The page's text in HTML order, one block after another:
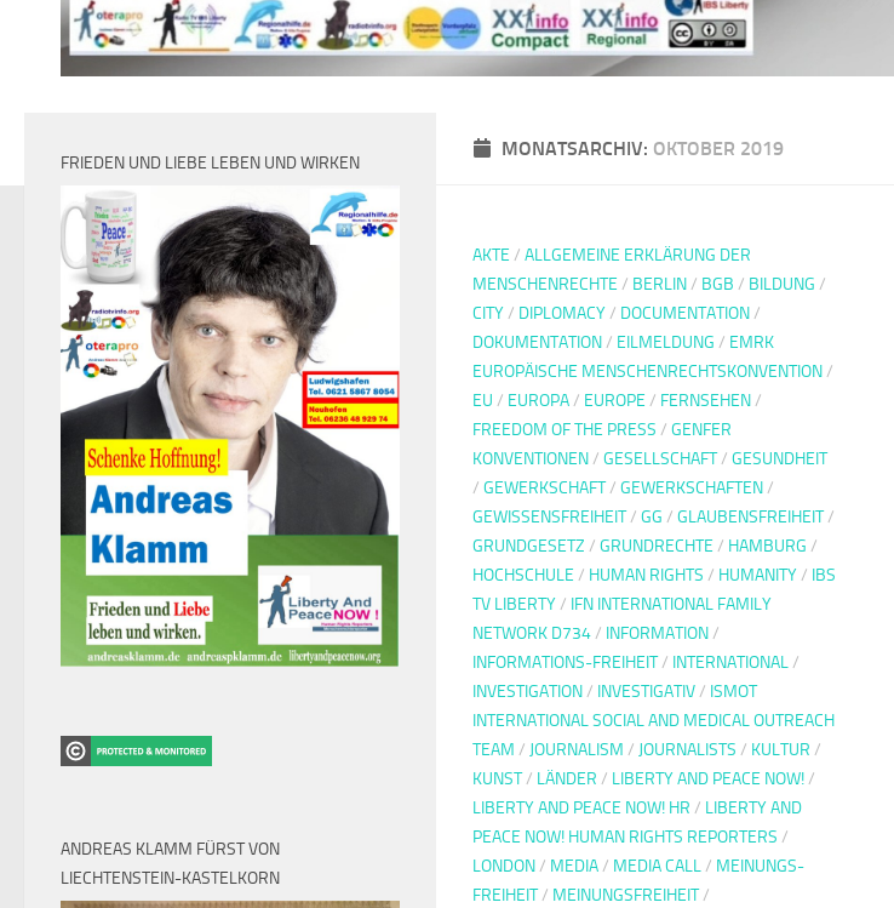
MONATSARCHIV: OKTOBER 2019
AKTE / ALLGEMEINE ERKLÄRUNG DER
MENSCHENRECHTE / BERLIN/ BGB / BILDUNG /
CITY/ DIPLOMACY/ DOCUMENTATION/
DOKUMENTATION/ EILMELDUNG / EMRK
EUROPÄISCHE MENSCHENRECHTSKONVENTION/
EU / EUROPA/ EUROPE / FERNSEHEN/
FREEDOM OF THE PRESS / GENFER
KONVENTIONEN/ GESELLSCHAFT/ GESUNDHEIT
/ GEWERKSCHAFT/ GEWERKSCHAFTEN/
GEWISSENSFREIHEIT/ GG / GLAUBENSFREIHEIT/
GRUNDGESETZ / GRUNDRECHTE / HAMBURG /
HOCHSCHULE / HUMAN RIGHTS / HUMANITY/ IBS
TV LIBERTY/ IFN INTERNATIONAL FAMILY
NETWORK D734/ INFORMATION/
INFORMATIONS-FREIHEIT/ INTERNATIONAL/
INVESTIGATION/ INVESTIGATIV/ ISMOT
INTERNATIONAL SOCIAL AND MEDICAL OUTREACH
TEAM / JOURNALISM / JOURNALISTS / KULTUR /
KUNST/ LÄNDER / LIBERTY AND PEACE NOW!/
LIBERTY AND PEACE NOW! HR / LIBERTY AND
PEACE NOW! HUMAN RIGHTS REPORTERS /
LONDON/ MEDIA/ MEDIA CALL/ MEINUNGS-
FREIHEIT/ MEINUNGSFREIHEIT/
FRIEDEN UND LIEBE LEBEN UND WIRKEN
ANDREAS KLAMM FÜRST VON
LIECHTENSTEIN-KASTELKORN